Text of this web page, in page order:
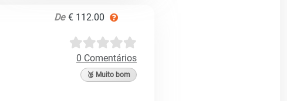
De € 112.00
0 Comentários
🥈 Muito bom